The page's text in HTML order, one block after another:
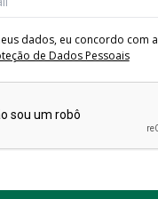
dados, eu concordo com a
de Dados Pessoais